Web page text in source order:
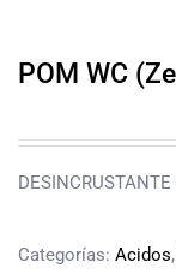
POM WC
Categorías: Acidos,